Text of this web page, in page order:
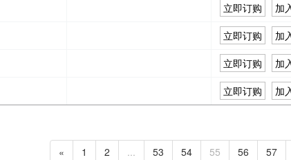
立即订购
加
立即订购
加
立即订购
加
立即订购 加
« 1 2 ... 53 54 55 56 57